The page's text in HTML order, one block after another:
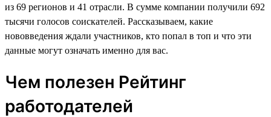
из 69 регионов и 41 отрасли. В сумме компании получили 692
тысячи голосов соискателей. Рассказываем, какие
нововведения ждали участников, кто попал в топ и что эти
данные могут означать именно для вас.
Чем полезен Рейтинг
работодателей